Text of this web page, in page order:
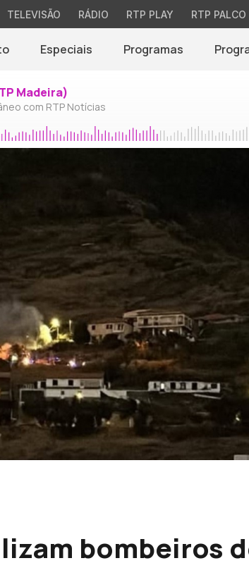
TELEVISÃO RÁDIO RTP PLAY RTP PALCO
Especiais Programas
Madeira)
com RTP Notícias
bombeiros